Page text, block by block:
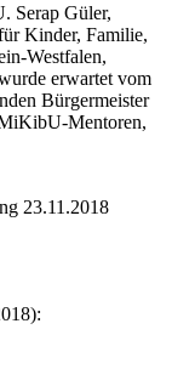
Serap Güler,
Kin­der, Fami­lie,
West­fa­len,
erwar­tet vom
Bür­ger­meis­ter
Men­to­ren,
23.11.2018